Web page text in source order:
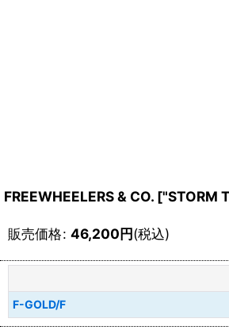
FREEWHEELERS & CO. ["STORM
販売価格: 46,200円(税込)
F-GOLD/F